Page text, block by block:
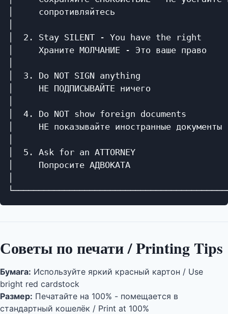
│     сопротивляйтесь
│  2. Stay SILENT - You have the
│     Храните МОЛЧАНИЕ - Это ваше
│  3. Do NOT SIGN anything
│     НЕ ПОДПИСЫВАЙТЕ ничего
│  4. Do NOT show foreign documents
│     НЕ показывайте иностранные
│  5. Ask for an ATTORNEY
│     Попросите АДВОКАТА
Советы по печати / Printing Tips
Бумага: Используйте яркий красный картон / Use
bright red cardstock
Размер: Печатайте на 100% - помещается в
стандартный кошелёк / Print at 100%